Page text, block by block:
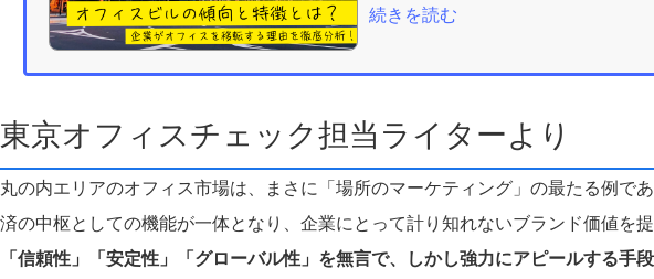
続きを読む
東京オフィスチェック担当ライターより
丸の内エリアのオフィス市場は、まさに「場所のマーケティング」の最たる例で
済の中枢としての機能が一体となり、企業にとって計り知れないブランド価値を提
「信頼性」「安定性」「グローバル性」を無言で、しかし強力にアピールする手段